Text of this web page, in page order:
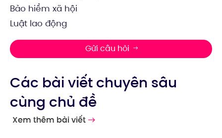
Bảo hiểm xã hội
Luật lao động
Gửi câu hỏi
Các bài viết chuyên sâu
cùng chủ đề
Xem thêm bài viết